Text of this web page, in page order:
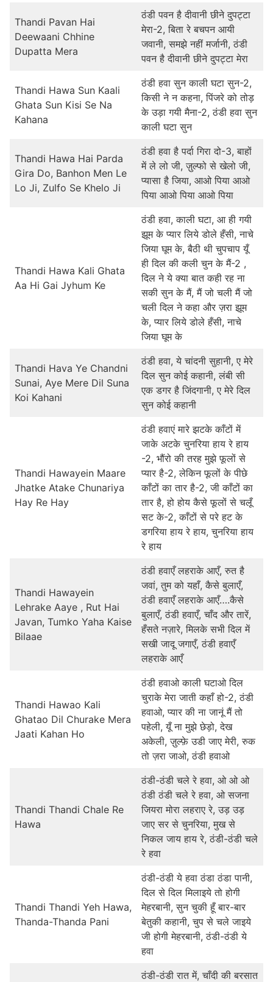
Thandi Pavan Hai
Deewaani Chhine
Dupatta Mera
ठंडी पवन है दीवानी छीने दुपट्टा
मेरा-2, बिता रे बचपन आयी
जवानी, समझे नहीं मर्जानी, ठंडी
पवन है दीवानी छीने दुपट्टा मेरा
Thandi Hawa Sun Kaali
Ghata Sun Kisi Se Na
Kahana
ठंडी हवा सुन काली घटा सुन-2,
किसी ने न कहना, पिंजरे को तोड़
के उड़ा गयी मैना-2, ठंडी हवा सुन
काली घटा सुन
Thandi Hawa Hai Parda
Gira Do, Banhon Men Le
Lo Ji, Zulfo Se Khelo Ji
ठंडी हवा है पर्दा गिरा दो-3, बाहों
में ले लो जी, ज़ुल्फो से खेलो जी,
प्यासा है जिया, आओ पिया आओ
पिया आओ पिया आओ पिया
Thandi Hawa Kali Ghata
Aa Hi Gai Jyhum Ke
ठंडी हवा, काली घटा, आ ही गयी
झूम के प्यार लिये डोले हँसी, नाचे
जिया घूम के, बैठी थी चुपचाप यूँ
ही दिल की कली चुन के मैं-2 ,
दिल ने ये क्या बात कही रह ना
सकी सुन के मैं, मैं जो चली मैं जो
चली दिल ने कहा और ज़रा झूम
के, प्यार लिये डोले हँसी, नाचे
जिया घूम के
Thandi Hava Ye Chandni
Sunai, Aye Mere Dil Suna
Koi Kahani
ठंडी हवा, ये चांदनी सुहानी, ए मेरे
दिल सुन कोई कहानी, लंबी सी
एक डगर है जिंदगानी, ए मेरे दिल
सुन कोई कहानी
Thandi Hawayein Maare
Jhatke Atake Chunariya
Hay Re Hay
ठंडी हवाएं मारे झटके काँटों में
जाके अटके चुनरिया हाय रे हाय
-2, भौंरो की तरह मुझे फूलों से
प्यार है-2, लेकिन फूलों के पीछे
काँटों का तार है-2, जी काँटों का
तार है, हो होय कैसे फूलों से चलूँ
सट के-2, काँटों से परे हट के
डगरिया हाय रे हाय, चुनरिया हाय
रे हाय
Thandi Hawayein
Lehrake Aaye , Rut Hai
Javan, Tumko Yaha Kaise
Bilaae
ठंडी हवाएँ लहराके आएँ, रुत है
जवां, तुम को यहाँ, कैसे बुलाएँ,
ठंडी हवाएँ लहराके आएँ….कैसे
बुलाएँ, ठंडी हवाएँ, चाँद और तारें,
हँसते नज़ारे, मिलके सभी दिल में
सखी जादू जगाएँ, ठंडी हवाएँ
लहराके आएँ
Thandi Hawao Kali
Ghatao Dil Churake Mera
Jaati Kahan Ho
ठंडी हवाओ काली घटाओ दिल
चुराके मेरा जाती कहाँ हो-2, ठंडी
हवाओ, प्यार की ना जानूं मैं तो
पहेली, यूँ ना मुझे छेड़ो, देख
अकेली, ज़ुल्फ़े उडी जाए मेरी, रुक
तो ज़रा जाओ, ठंडी हवाओ
Thandi Thandi Chale Re
Hawa
ठंडी-ठंडी चले रे हवा, ओ ओ ओ
ठंडी ठंडी चले रे हवा, ओ सजना
जियरा मोरा लहराए रे, उड़ उड़
जाए सर से चुनरिया, मुख से
निकल जाय हाय रे, ठंडी-ठंडी चले
रे हवा
Thandi Thandi Yeh Hawa,
Thanda-Thanda Pani
ठंडी-ठंडी ये हवा ठंडा ठंडा पानी,
दिल से दिल मिलाइये तो होगी
मेहरबानी, सुन चुकी हूँ बार-बार
बेतुकी कहानी, चुप से चले जाइये
जी होगी मेहरबानी, ठंडी-ठंडी ये
हवा
ठंडी-ठंडी रात में, चाँदी की बरसात